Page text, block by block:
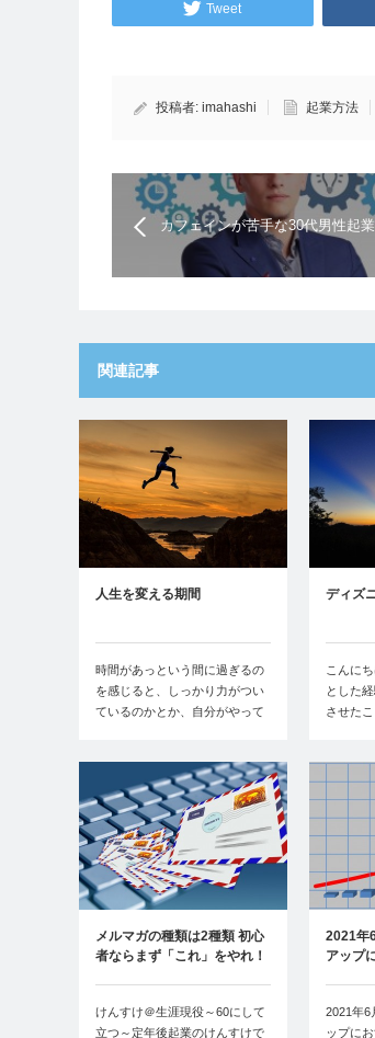
Tweet
投稿者: imahashi 起業方法
カフェインが苦手な30代男性起
る カフェインフリーのエナジー
イナミックス16800」の口
関連記事
人生を変える期間
時間があっという間に過ぎるの
を感じると、しっかり力がつい
ているのかとか、自分がやって
ディズ
こんに
とした
させた
メルマガの種類は2種類 初心
者ならまず「これ」をやれ！
けんすけ＠生涯現役～60にして
立つ～定年後起業のけんすけで
2021年
アップ
2021年
ップに